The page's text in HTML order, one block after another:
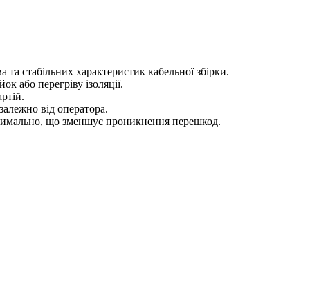
стабільних характеристик кабельної збірки.
або перегріву ізоляції.
від оператора.
що зменшує проникнення перешкод.